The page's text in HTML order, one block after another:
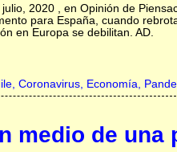
2020 , en Opinión de
para España, cuando
en Europa se debilitan. AD.
Coronavirus, Economía,
medio de una